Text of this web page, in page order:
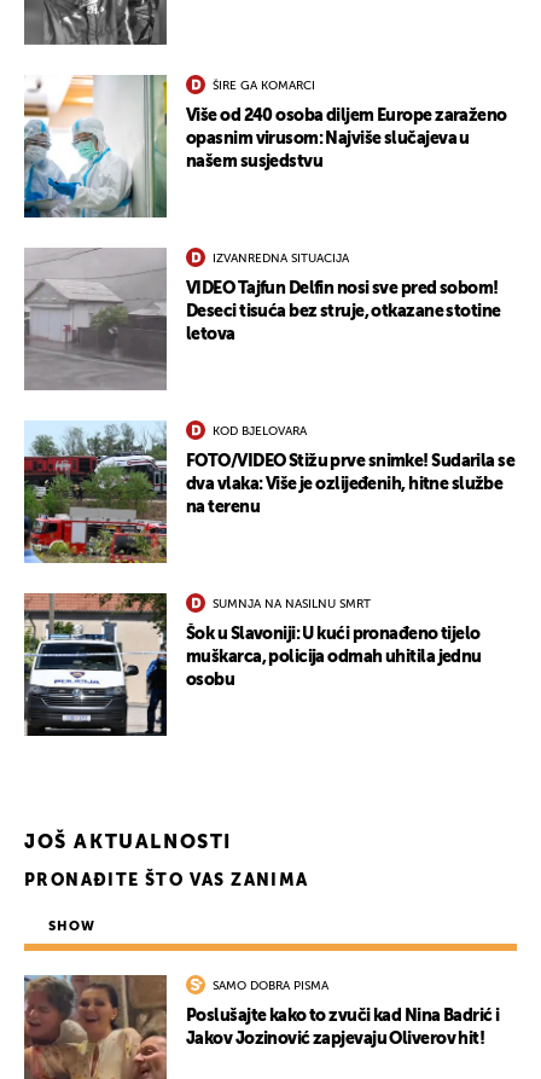
ŠIRE GA KOMARCI
Više od 240 osoba diljem Europe zaraženo
opasnim virusom: Najviše slučajeva u
našem susjedstvu
IZVANREDNA SITUACIJA
VIDEO Tajfun Delfin nosi sve pred sobom!
Deseci tisuća bez struje, otkazane stotine
letova
KOD BJELOVARA
FOTO/VIDEO Stižu prve snimke! Sudarila se
dva vlaka: Više je ozlijeđenih, hitne službe
na terenu
SUMNJA NA NASILNU SMRT
Šok u Slavoniji: U kući pronađeno tijelo
muškarca, policija odmah uhitila jednu
osobu
JOŠ AKTUALNOSTI
PRONAĐITE ŠTO VAS ZANIMA
SHOW
SAMO DOBRA PISMA
Poslušajte kako to zvuči kad Nina Badrić i
Jakov Jozinović zapjevaju Oliverov hit!
UKLJUČITE NOTIFIKACIJE